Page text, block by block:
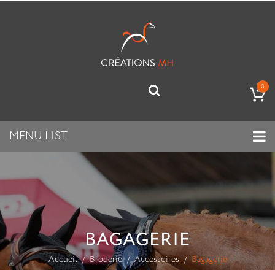
0
MENU LIST
BAGAGERIE
Accueil Broderie Accessoires Bagagerie